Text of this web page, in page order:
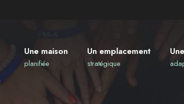
Une maison
planifiée
Un emplacement
stratégique